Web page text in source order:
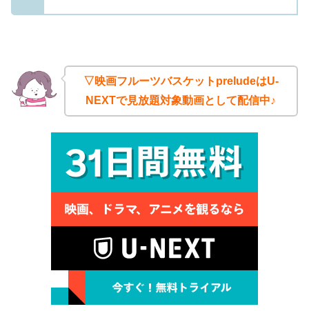
▽映画フルーツバスケットpreludeはU-
NEXTで見放題対象動画として配信中♪